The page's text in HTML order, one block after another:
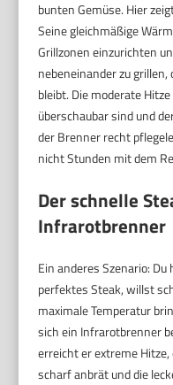
bunten Gemüse. Hier
Seine gleichmäßige
Grillzonen einzurichten
nebeneinander zu
bleibt. Die moderate
überschaubar sind und
der Brenner recht
nicht Stunden mit dem
Der schnelle
Infrarotbrenner
Ein anderes Szenario:
perfektes Steak, willst
maximale Temperatur
sich ein Infrarotbrenner
erreicht er extreme
scharf anbrät und die